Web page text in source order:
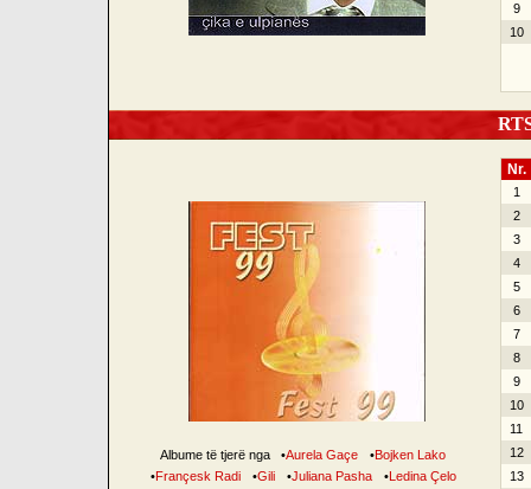
9
10
Albume të tjerë nga •Aurela Gaçe •Bojken Lako
•Françesk Radi •Gili •Juliana Pasha •Ledina Çelo
Nr.
1
2
3
4
5
6
7
8
9
10
11
12
13